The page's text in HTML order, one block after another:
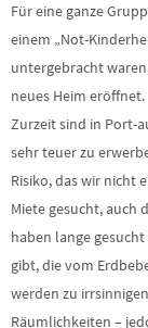
Für eine ganze
einem „Not-
untergebracht
neues Heim eröffnet.
Zurzeit sind in Port-
sehr teuer zu
Risiko, das wir nicht
Miete gesucht, auch
haben lange
gibt, die vom
werden zu
Räumlichkeiten –